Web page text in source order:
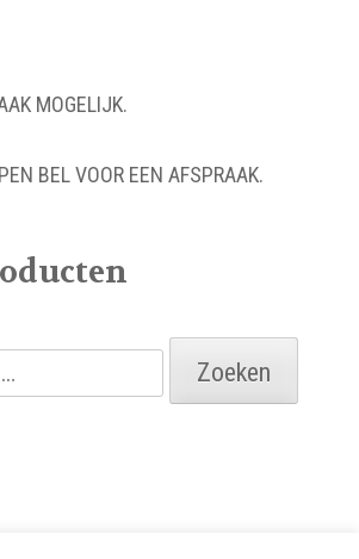
MOGELIJK.
BEL VOOR EEN AFSPRAAK.
Zoeken